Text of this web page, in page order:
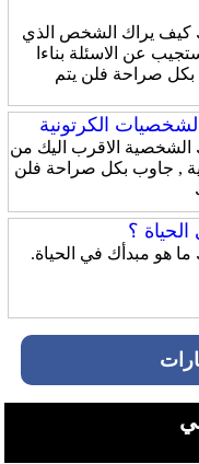
لك كيف يراك الشخص الذي
عن الاسئلة بناءا
صراحة فلن يتم
الكرتونية
الشخصية الاقرب اليك من
, جاوب بكل صراحة فلن
؟
ما هو مبدأك في الحياة.